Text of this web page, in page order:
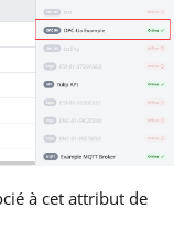
à cet attribut de